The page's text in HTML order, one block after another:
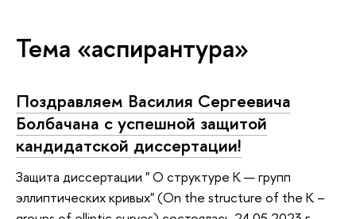
Тема «аспирантура»
Поздравляем Василия Сергеевича
Болбачана с успешной защитой
кандидатской диссертации!
Защита диссертации " О структуре K — групп
эллиптических кривых" (On the structure of the K –